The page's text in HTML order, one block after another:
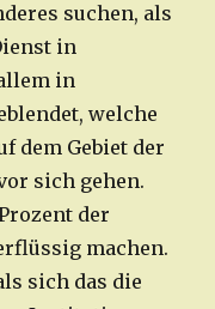
suchen, als
in
in
welche
dem Gebiet der
sich gehen.
der
machen.
sich das die